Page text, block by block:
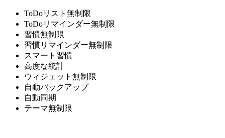
ToDoリスト無制限
ToDoリマインダー無制限
習慣無制限
習慣リマインダー無制限
スマート習慣
高度な統計
ウィジェット無制限
自動バックアップ
自動同期
テーマ無制限